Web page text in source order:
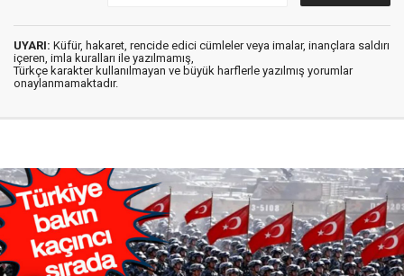
UYARI: Küfür, hakaret, rencide edici cümleler veya imalar, inançlara saldırı
içeren, imla kuralları ile yazılmamış,
Türkçe karakter kullanılmayan ve büyük harflerle yazılmış yorumlar
onaylanmamaktadır.